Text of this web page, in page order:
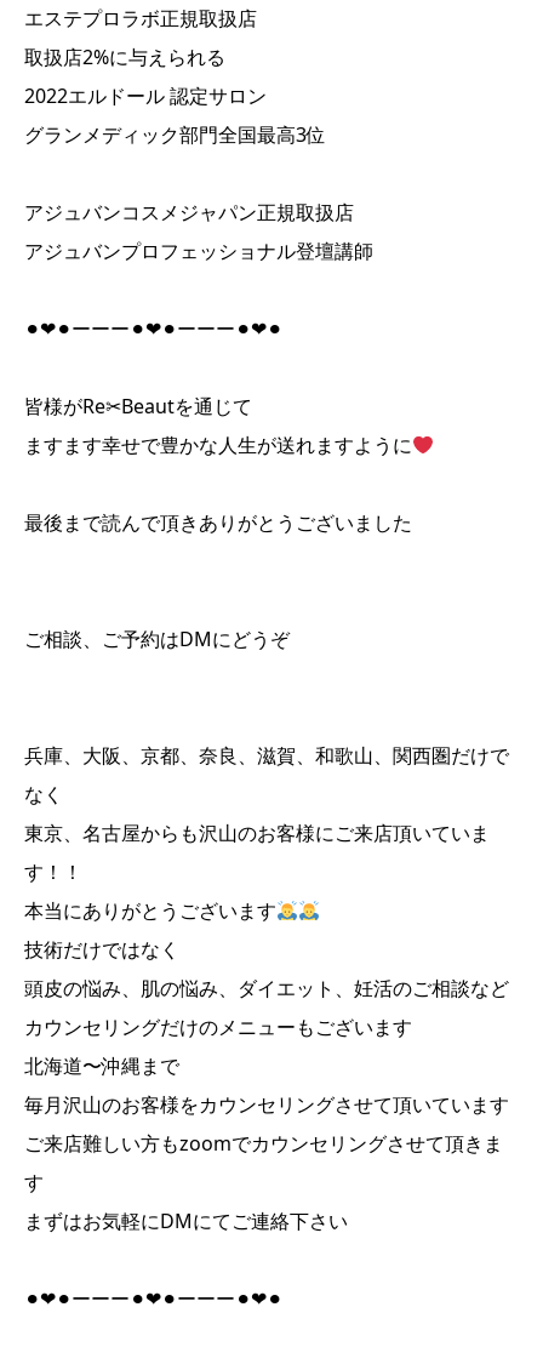
エステプロラボ正規取扱店
取扱店2%に与えられる
2022エルドール 認定サロン
グランメディック部門全国最高3位
アジュバンコスメジャパン正規取扱店
アジュバンプロフェッショナル登壇講師
⚫︎❤︎⚫︎ーーー⚫︎❤︎⚫︎ーーー⚫︎❤︎⚫︎
皆様がRe✂︎Beautを通じて
ますます幸せで豊かな人生が送れますように
最後まで読んで頂きありがとうございました
ご相談、ご予約はDMにどうぞ
兵庫、大阪、京都、奈良、滋賀、和歌山、関西圏だけで
なく
東京、名古屋からも沢山のお客様にご来店頂いていま
す！！
本当にありがとうございます
技術だけではなく
頭皮の悩み、肌の悩み、ダイエット、妊活のご相談など
カウンセリングだけのメニューもございます
北海道〜沖縄まで
毎月沢山のお客様をカウンセリングさせて頂いています
ご来店難しい方もzoomでカウンセリングさせて頂きま
す
まずはお気軽にDMにてご連絡下さい
⚫︎❤︎⚫︎ーーー⚫︎❤︎⚫︎ーーー⚫︎❤︎⚫︎